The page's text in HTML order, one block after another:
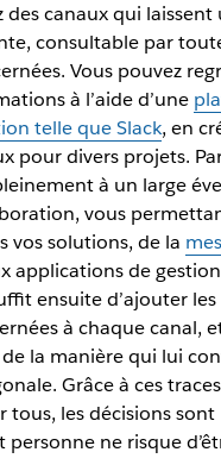
des canaux qui laissent
consultable par
Vous pouvez
à l’aide d’une
telle que Slack, en
pour divers projets.
à un large
vous
vos solutions, de la
applications de
ensuite d’ajouter
à chaque canal,
la manière qui lui
Grâce à ces
tous, les décisions sont
ne risque